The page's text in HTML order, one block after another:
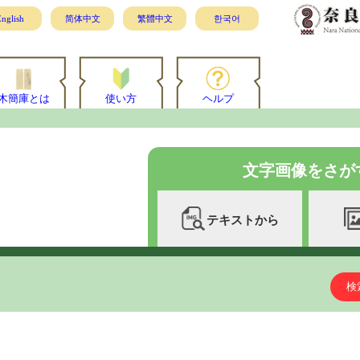
简体中文 繁體中文 한국어
簡庫とは 使い方 ヘルプ
文字画像をさが
テキストから
検